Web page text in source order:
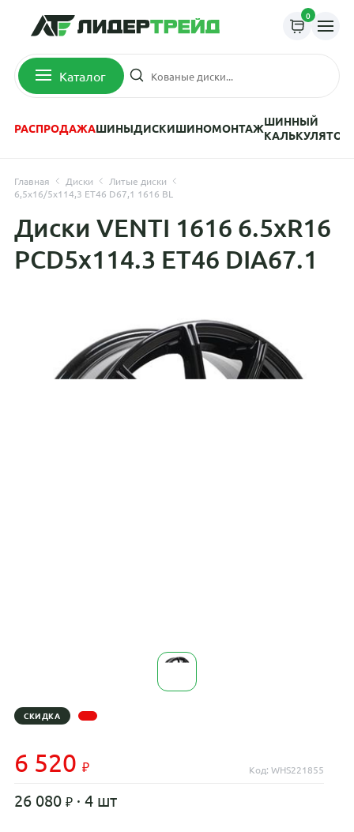
0
Каталог
РАСПРОДАЖАШИНЫДИСКИШИНОМОНТАЖШИННЫЙ
КАЛЬКУЛЯТОР
Главная Диски
Литые диски
6,5x16/5x114,3 ET46 D67,1 1616 BL
Диски VENTI 1616 6.5xR16
PCD5x114.3 ET46 DIA67.1
СКИДКА
6 520 Код: WHS221855
26 080 · 4 шт